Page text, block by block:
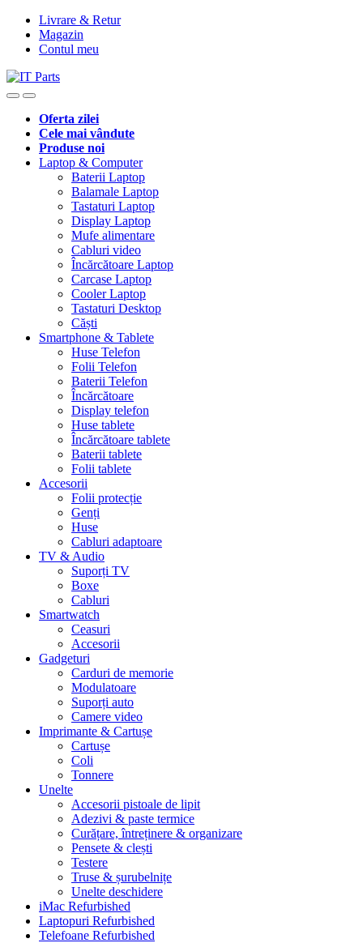
Livrare & Retur
Magazin
Contul meu
Oferta zilei
Cele mai vândute
Produse noi
Laptop & Computer
Baterii Laptop
Balamale Laptop
Tastaturi Laptop
Display Laptop
Mufe alimentare
Cabluri video
Încărcătoare Laptop
Carcase Laptop
Cooler Laptop
Tastaturi Desktop
Căști
Smartphone & Tablete
Huse Telefon
Folii Telefon
Baterii Telefon
Încărcătoare
Display telefon
Huse tablete
Încărcătoare tablete
Baterii tablete
Folii tablete
Accesorii
Folii protecție
Genți
Huse
Cabluri adaptoare
TV & Audio
Suporți TV
Boxe
Cabluri
Smartwatch
Ceasuri
Accesorii
Gadgeturi
Carduri de memorie
Modulatoare
Suporți auto
Camere video
Imprimante & Cartușe
Cartușe
Coli
Tonnere
Unelte
Accesorii pistoale de lipit
Adezivi & paste termice
Curățare, întreținere & organizare
Pensete & clești
Testere
Truse & șurubelnițe
Unelte deschidere
iMac Refurbished
Laptopuri Refurbished
Telefoane Refurbished